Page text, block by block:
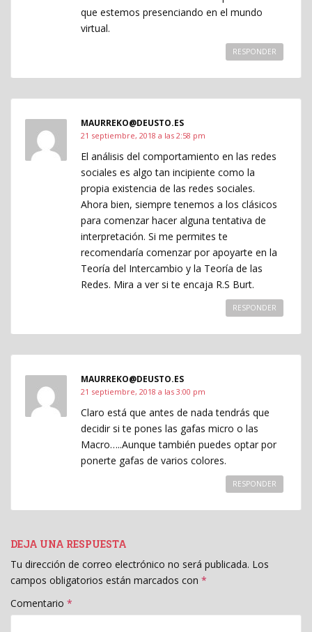
que estemos presenciando en el mundo
virtual.
RESPONDER
MAURREKO@DEUSTO.ES
21 septiembre, 2018 a las 2:58 pm
El análisis del comportamiento en las redes
sociales es algo tan incipiente como la
propia existencia de las redes sociales.
Ahora bien, siempre tenemos a los clásicos
para comenzar hacer alguna tentativa de
interpretación. Si me permites te
recomendaría comenzar por apoyarte en la
Teoría del Intercambio y la Teoría de las
Redes. Mira a ver si te encaja R.S Burt.
RESPONDER
MAURREKO@DEUSTO.ES
21 septiembre, 2018 a las 3:00 pm
Claro está que antes de nada tendrás que
decidir si te pones las gafas micro o las
Macro…..Aunque también puedes optar por
ponerte gafas de varios colores.
RESPONDER
DEJA UNA RESPUESTA
Tu dirección de correo electrónico no será publicada. Los
campos obligatorios están marcados con *
Comentario *